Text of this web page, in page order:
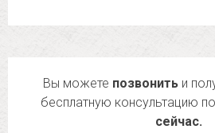
Вы можете позвонить и
бесплатную консультацию
сейчас.